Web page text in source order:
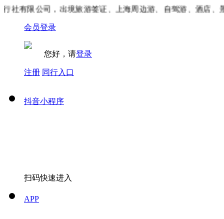
有限公司，出境旅游签证、上海周边游、自驾游、酒店、景
会员登录
您好，请登录
注册 同行入口
抖音小程序
扫码快速进入
APP